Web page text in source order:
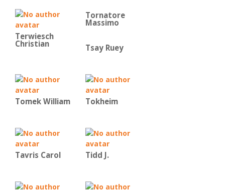
Terwiesch
Christian
Tornatore
Massimo
Tsay Ruey
Tomek William Tokheim
Tavris Carol Tidd J.